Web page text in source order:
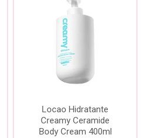
Locao Hidratante
Creamy Ceramide
Body Cream 400ml